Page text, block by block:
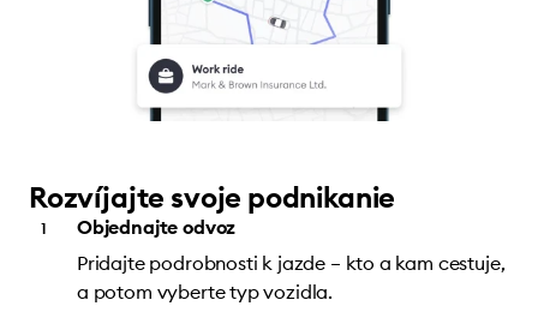
Rozvíjajte svoje podnikanie
Objednajte odvoz
Pridajte podrobnosti k jazde – kto a kam cestuje,
a potom vyberte typ vozidla.